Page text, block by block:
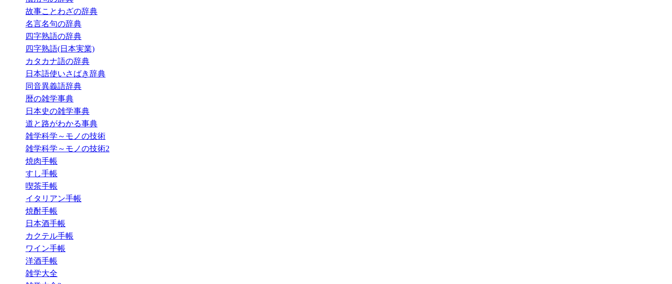
故事ことわざの辞典
名言名句の辞典
四字熟語の辞典
四字熟語(日本実業)
カタカナ語の辞典
日本語使いさばき辞典
同音異義語辞典
暦の雑学事典
日本史の雑学事典
道と路がわかる事典
雑学科学～モノの技術
雑学科学～モノの技術2
焼肉手帳
すし手帳
喫茶手帳
イタリアン手帳
焼酎手帳
日本酒手帳
カクテル手帳
ワイン手帳
洋酒手帳
雑学大全